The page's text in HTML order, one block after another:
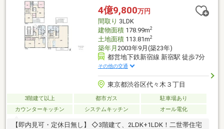
4億9,800万円
間取り 3LDK
建物面積178.99m2
土地面積113.81m2
築年月 2003年9月(築23年)
都営地下鉄新宿線 新宿駅 徒歩7分
その他の交通
東京都渋谷区代々木３丁目
3階建て以上 都市ガス
駐車場あり
カウンターキッチン
システムキッチン オール電化
【即内見可・定休日無し】 ◇3階建て、2LDK+1LDK！二世帯住宅